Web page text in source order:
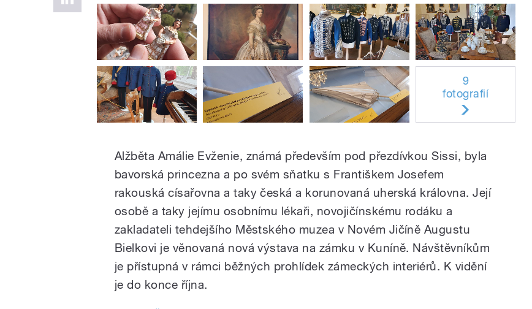
9
fotografií
Alžběta Amálie Evženie, známá především pod přezdívkou Sissi, byla
bavorská princezna a po svém sňatku s Františkem Josefem
rakouská císařovna a taky česká a korunovaná uherská královna. Její
osobě a taky jejímu osobnímu lékaři, novojičínskému rodáku a
zakladateli tehdejšího Městského muzea v Novém Jičíně Augustu
Bielkovi je věnovaná nová výstava na zámku v Kuníně. Návštěvníkům
je přístupná v rámci běžných prohlídek zámeckých interiérů. K vidění
je do konce října.